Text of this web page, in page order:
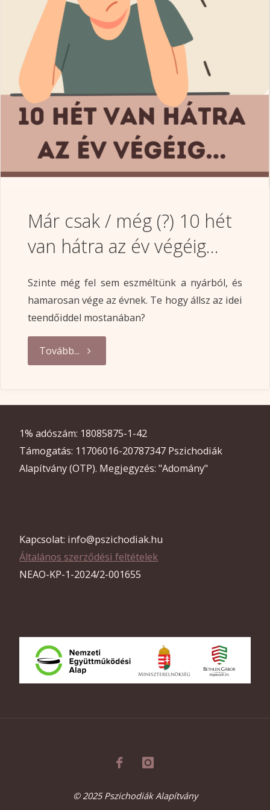
Már csak / még (?) 10 hét
van hátra az év végéig…
Szinte még fel sem eszméltünk a nyárból, és
hamarosan vége az évnek. Te hogy állsz az idei
teendőiddel mostanában?
Tovább... "Már
/
még
(?)
van
hátra
év
végéig…"
1% adószám: 18085875-1-42
Támogatás: 11706016-20787347 Pszichodiák
Alapítvány (OTP). Megjegyzés: "Adomány"
Kapcsolat: info@pszichodiak.hu
Általános szerződési feltételek
NEAO-KP-1-2024/2-001655
© 2025 Pszichodiák Alapítvány